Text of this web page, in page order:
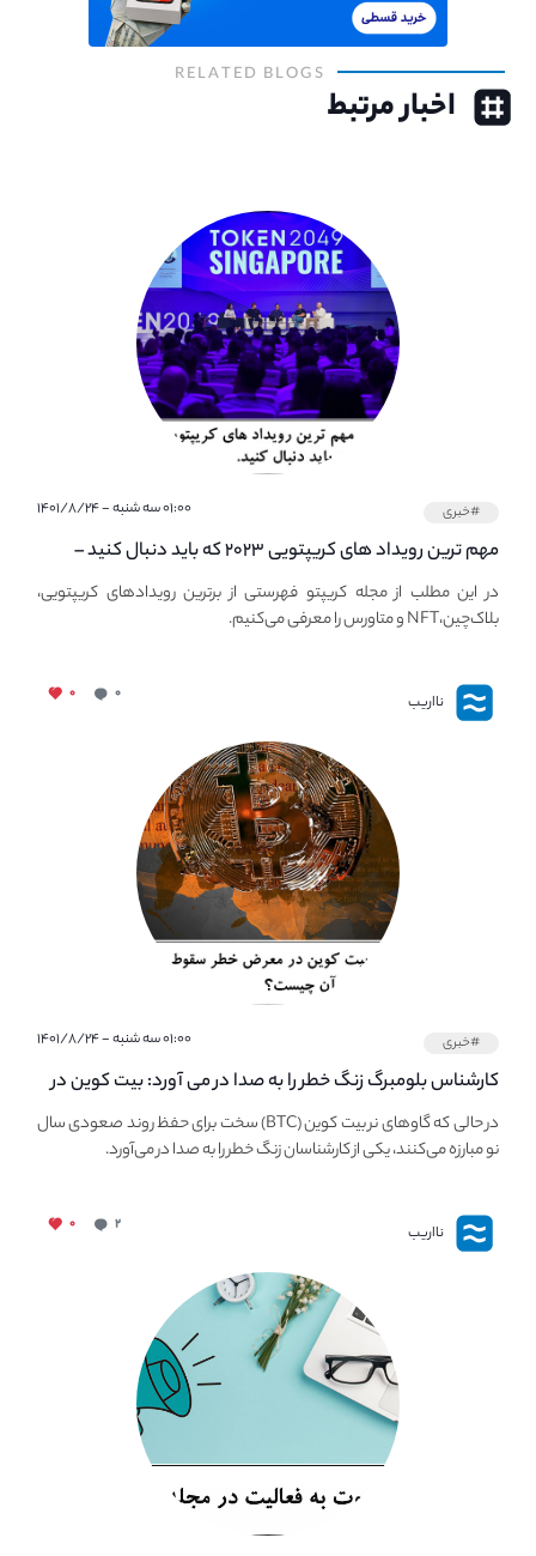
RELATED BLOGS
اخبار مرتبط
#خبری ۰۱:۰۰ سه شنبه - ۱۴۰۱/۸/۲۴
مهم ترین رویداد های کریپتویی ۲۰۲۳ که باید دنبال کنید –
معرفی بهترین رویداد های جهانی
در این مطلب از مجله کریپتو فهرستی از برترین رویدادهای کریپتویی،
بلاک‌چین،NFT و متاورس را معرفی می‌کنیم.
نااریب ۰ ۰
#خبری ۰۱:۰۰ سه شنبه - ۱۴۰۱/۸/۲۴
کارشناس بلومبرگ زنگ خطر را به صدا در می آورد: بیت کوین در
معرض خطر سقوط بزرگ است - دلیل آن چیست؟در حالی که گاوهای نر بیت کوین (BTC) سخت برای حفظ روند صعودی سال
نو مبارزه می‌کنند، یکی از کارشناسان زنگ خطر را به صدا در می‌آورد.
نااریب ۲ ۰